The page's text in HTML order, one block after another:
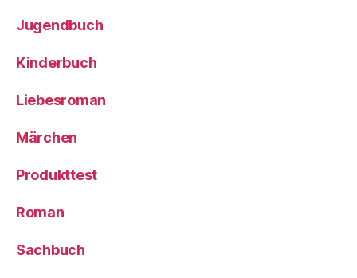
Jugendbuch
Kinderbuch
Liebesroman
Märchen
Produkttest
Roman
Sachbuch